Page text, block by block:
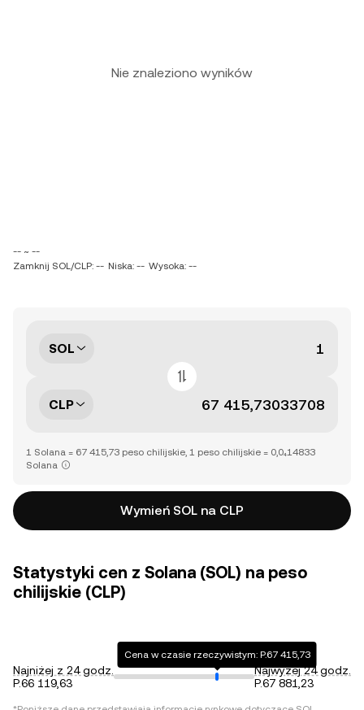
Nie znaleziono wyników
-- ~ --
Zamknij SOL/CLP: -- Niska: -- Wysoka: --
SOL
CLP
1 Solana = 67 415,73 peso chilijskie, 1 peso chilijskie = 0,0₄14833
Solana
Wymień SOL na CLP
Statystyki cen z Solana (SOL) na peso
chilijskie (CLP)
Najniżej z 24 godz.
P.66 119,63
Cena w czasie rzeczywistym: P.67 415,73
Najwyżej 24 godz.
P.67 881,23